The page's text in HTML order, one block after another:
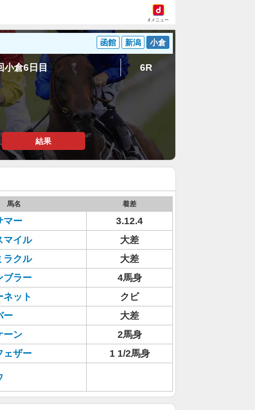
dメニュー
函館 新潟 小倉
小倉6日目 6R
結果
馬名 着差
マー
3.12.4
マイル
大差
ラクル
大差
ブラー
4馬身
ネット
クビ
ー
大差
ーン
2馬身
ェザー
1 1/2馬身